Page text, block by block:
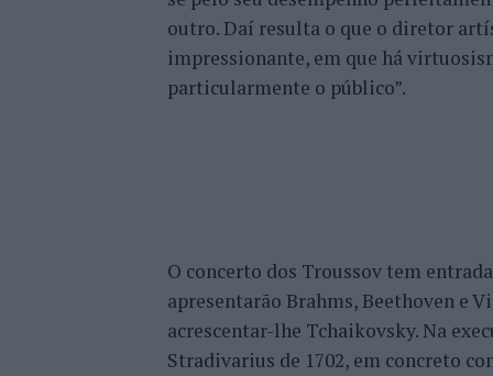
outro. Daí resulta o que o diretor
impressionante, em que há
particularmente o público”.
O concerto dos Troussov tem
apresentarão Brahms, Beethoven e
acrescentar-lhe Tchaikovsky. Na
Stradivarius de 1702, em concreto